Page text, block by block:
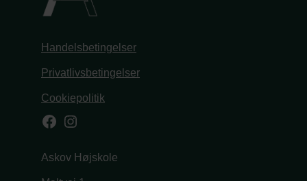
Handelsbetingelser
Privatlivsbetingelser
Cookiepolitik
Facebook
Instagram
Askov Højskole